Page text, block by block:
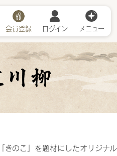
会員登録 ログイン メニュー
川柳詳細
きのこ」を題材にしたオリジナル